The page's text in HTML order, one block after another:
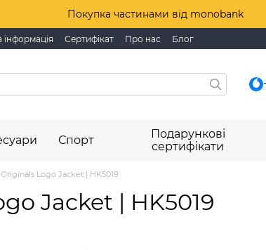
Покупка частинами від monobank
інформація Сертифікат Про нас Блог
Спорт
Подарункові
сертифікати
Logo Jacket | HK5019
Jacket | HK5019